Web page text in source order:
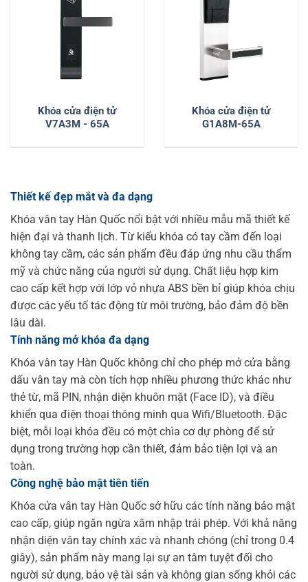
Khóa cửa điện tử
V7A3M - 65A
Khóa cửa điện tử
G1A8M-65A
Thiết kế đẹp mắt và đa dạng
Khóa vân tay Hàn Quốc nổi bật với nhiều mẫu mã thiết kế
hiện đại và thanh lịch. Từ kiểu khóa có tay cầm đến loại
không tay cầm, các sản phẩm đều đáp ứng nhu cầu thẩm
mỹ và chức năng của người sử dụng. Chất liệu hợp kim
cao cấp kết hợp với lớp vỏ nhựa ABS bền bỉ giúp khóa chịu
được các yếu tố tác động từ môi trường, bảo đảm độ bền
lâu dài.
Tính năng mở khóa đa dạng
Khóa vân tay Hàn Quốc không chỉ cho phép mở cửa bằng
dấu vân tay mà còn tích hợp nhiều phương thức khác như
thẻ từ, mã PIN, nhận diện khuôn mặt (Face ID), và điều
khiển qua điện thoại thông minh qua Wifi/Bluetooth. Đặc
biệt, mỗi loại khóa đều có một chìa cơ dự phòng để sử
dụng trong trường hợp cần thiết, đảm bảo tiện lợi và an
toàn.
Công nghệ bảo mật tiên tiến
Khóa cửa vân tay Hàn Quốc sở hữu các tính năng bảo mật
cao cấp, giúp ngăn ngừa xâm nhập trái phép. Với khả năng
nhận diện vân tay chính xác và nhanh chóng (chỉ trong 0.4
giây), sản phẩm này mang lại sự an tâm tuyệt đối cho
người sử dụng, bảo vệ tài sản và không gian sống khỏi các